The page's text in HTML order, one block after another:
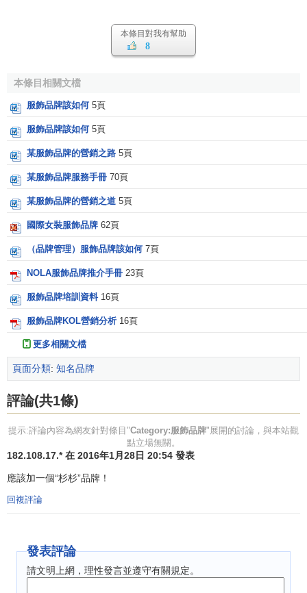
本條目對我有幫助
8
本條目相關文檔
服飾品牌該如何 5頁
服飾品牌該如何 5頁
某服飾品牌的營銷之路 5頁
某服飾品牌服務手冊 70頁
某服飾品牌的營銷之道 5頁
國際女裝服飾品牌 62頁
（品牌管理）服飾品牌該如何 7頁
NOLA服飾品牌推介手冊 23頁
服飾品牌培訓資料 16頁
服飾品牌KOL營銷分析 16頁
更多相關文檔
頁面分類: 知名品牌
評論(共1條)
提示:評論內容為網友針對條目"Category:服飾品牌"展開的討論，與本站觀
點立場無關。
182.108.17.* 在 2016年1月28日 20:54 發表
應該加一個“杉杉”品牌！
回複評論
發表評論
請文明上網，理性發言並遵守有關規定。